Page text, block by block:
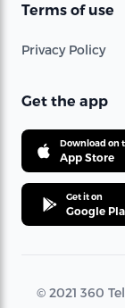
Terms of use
Privacy Policy
Get the app
Download on
App Store
Get it on
Google
© 2021 360